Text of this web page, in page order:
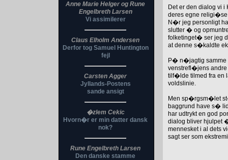
Anne Marie Helger og Rune
Engelbreth Larsen
Vi assimilerer
Claus Elholm Andersen
Derfor tog Samuel Huntington
fejl
Carsten Agger
Jyllands-Postens
sande ansigt
�zlem Cekic
Hvorn�r er min datter dansk
nok?
Rune Engelbreth Larsen
Den danske stamme
Det er den dialog vi
deres egne religi�se
N�r jeg personligt
slutter � og
folketinget� ser jeg
at denne s�kaldte
P� n�jagtig samme
venstrefl�jens andre
tilf�lde tilmed fra en
voldslinie.
Men sp�rgsm�let
baggrund have s�
har udtrykt en god
dialog bliver hjulpet
mennesket i al dets
sagt ser som